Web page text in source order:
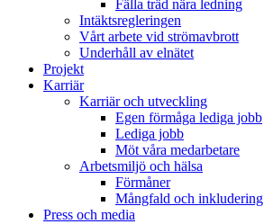
Fälla träd nära ledning
Intäktsregleringen
Vårt arbete vid strömavbrott
Underhåll av elnätet
Projekt
Karriär
Karriär och utveckling
Egen förmåga lediga jobb
Lediga jobb
Möt våra medarbetare
Arbetsmiljö och hälsa
Förmåner
Mångfald och inkludering
Press och media